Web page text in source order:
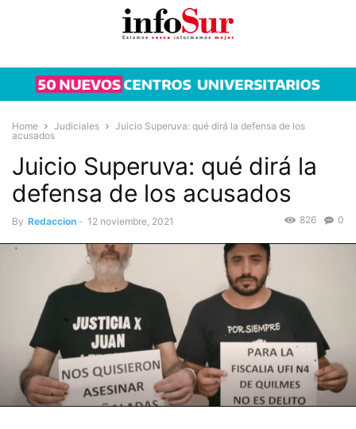
Home Judiciales
Juicio Superuva: qué dirá la defensa de los
acusados
Juicio Superuva: qué dirá la
defensa de los acusados
By Redaccion - 12 noviembre, 2021 0
826